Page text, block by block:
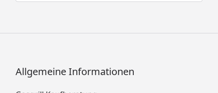
Allgemeine Informationen